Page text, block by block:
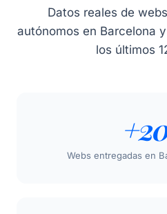
Datos reales de
autónomos en Barcelona
los últimos
Webs entregadas en